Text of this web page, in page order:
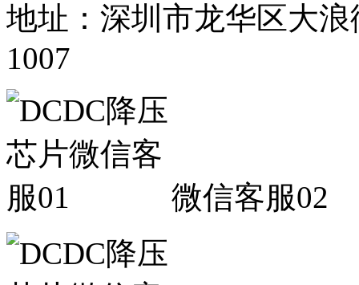
地址：深圳市龙华区大
1007
微信客服02